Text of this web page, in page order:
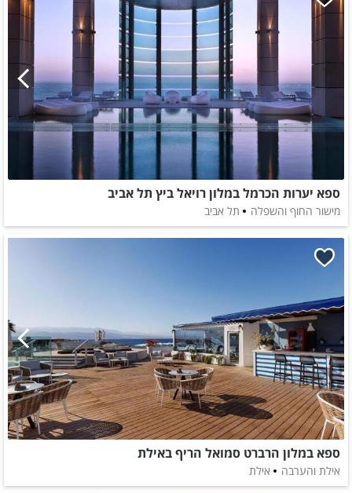
ספא יערות הכרמל במלון רויאל ביץ תל אביב
מישור החוף והשפלה תל אביב
ספא במלון הרברט סמואל הריף באילת
אילת והערבה אילת